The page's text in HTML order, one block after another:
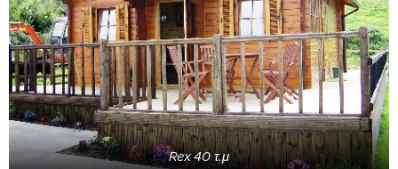
Rex 40 τ.μ